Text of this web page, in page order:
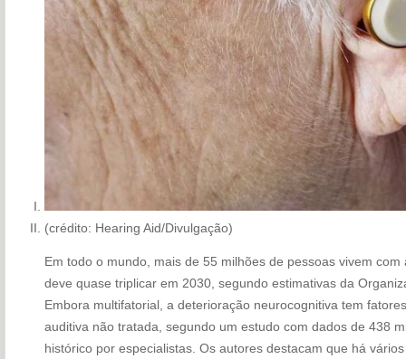
(crédito: Hearing Aid/Divulgação)
Em todo o mundo, mais de 55 milhões de pessoas vivem
deve quase triplicar em 2030, segundo estimativas da
Embora multifatorial, a deterioração neurocognitiva tem
auditiva não tratada, segundo um estudo com dados de 438
histórico por especialistas. Os autores destacam que há